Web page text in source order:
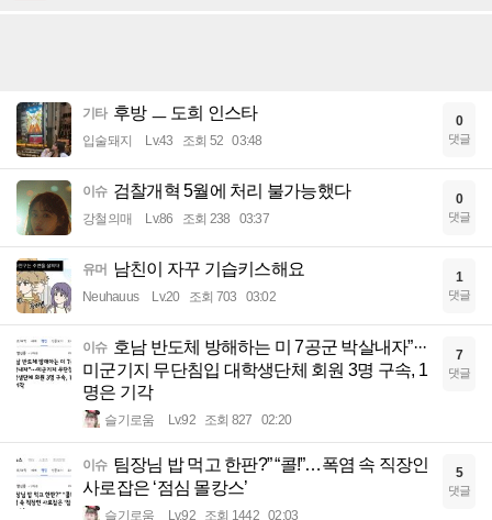
기타 후방 ㅡ 도희 인스타
입술돼지 Lv.43 조회 52 03:48
0
댓글
이슈 검찰개혁 5월에 처리 불가능했다
강철의매 Lv.86 조회 238 03:37
0
댓글
유머 남친이 자꾸 기습키스해요
Neuhauus Lv.20 조회 703 03:02
1
댓글
이슈 호남 반도체 방해하는 미 7공군 박살내자”···
미군기지 무단침입 대학생단체 회원 3명 구속, 1
명은 기각
슬기로움 Lv.92 조회 827 02:20
7
댓글
이슈 팀장님 밥 먹고 한판?” “콜!”…폭염 속 직장인
사로잡은 ‘점심 몰캉스’
슬기로움 Lv.92 조회 1442 02:03
5
댓글